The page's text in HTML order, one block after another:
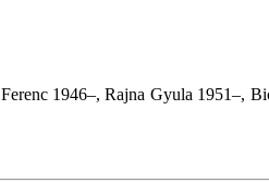
1946–, Rajna Gyula 1951–,